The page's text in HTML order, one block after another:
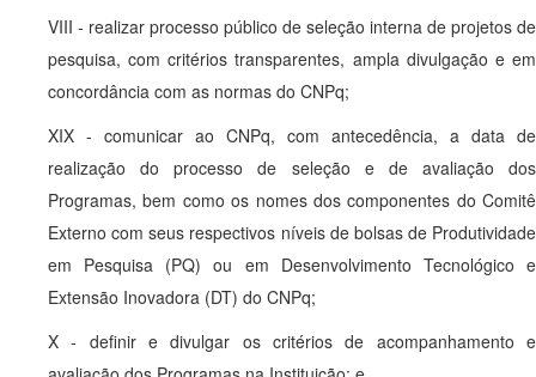
VIII - realizar processo público de seleção interna de projetos de
pesquisa, com critérios transparentes, ampla divulgação e em
concordância com as normas do CNPq;
XIX - comunicar ao CNPq, com antecedência, a data de
realização do processo de seleção e de avaliação dos
Programas, bem como os nomes dos componentes do Comitê
Externo com seus respectivos níveis de bolsas de Produtividade
em Pesquisa (PQ) ou em Desenvolvimento Tecnológico e
Extensão Inovadora (DT) do CNPq;
X - definir e divulgar os critérios de acompanhamento e